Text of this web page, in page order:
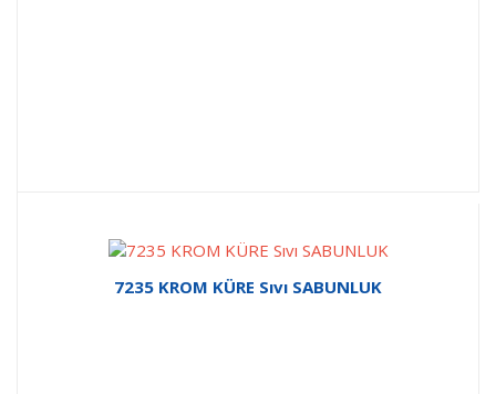
7235 KROM KÜRE Sıvı SABUNLUK